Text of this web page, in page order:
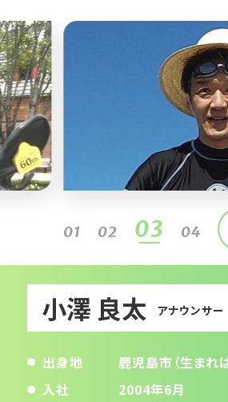
小澤 良太 アナウンサー
出身地
鹿児島市（生まれ
入社
2004年6月
01 02 03 04